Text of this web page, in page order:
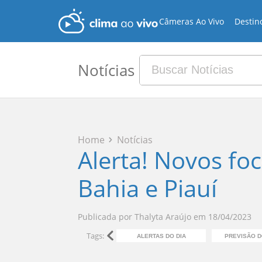
Câmeras Ao Vivo
Notícias
Home Notícias
Alerta! Novos
Bahia e Piauí
Publicada por Thalyta Araújo em 18/04/2023
Tags: ALERTAS DO DIA PREVISÃO